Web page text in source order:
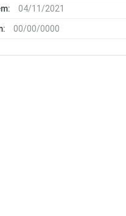
04/11/2021
00/00/0000